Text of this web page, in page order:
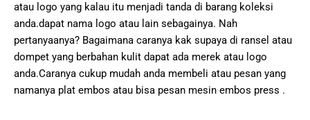
atau logo yang kalau itu menjadi tanda di barang koleksi
anda.dapat nama logo atau lain sebagainya. Nah
pertanyaanya? Bagaimana caranya kak supaya di ransel atau
dompet yang berbahan kulit dapat ada merek atau logo
anda.Caranya cukup mudah anda membeli atau pesan yang
namanya plat embos atau bisa pesan mesin embos press .